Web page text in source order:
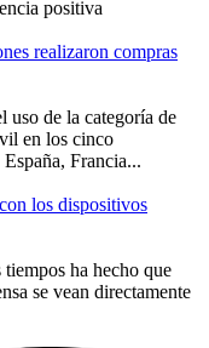
positiva
realizaron compras
uso de la categoría de
en los cinco
Francia...
los dispositivos
ha hecho que
se vean directamente